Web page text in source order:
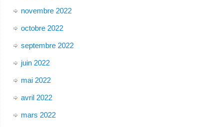
novembre 2022
octobre 2022
septembre 2022
juin 2022
mai 2022
avril 2022
mars 2022